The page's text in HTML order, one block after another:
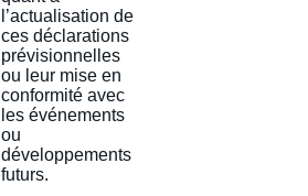
l’actualisation de
ces déclarations
prévisionnelles
ou leur mise en
conformité avec
les événements
ou
développements
futurs.